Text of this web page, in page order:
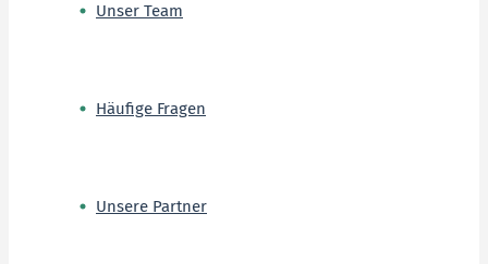
Unser Team
Häufige Fragen
Unsere Partner